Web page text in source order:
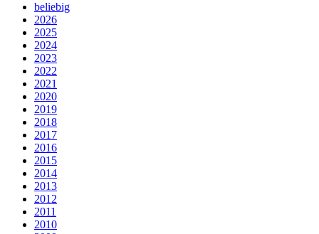
beliebig
2026
2025
2024
2023
2022
2021
2020
2019
2018
2017
2016
2015
2014
2013
2012
2011
2010